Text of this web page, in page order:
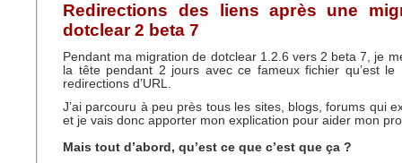
Redirections des liens après une
dotclear 2 beta 7
Pendant ma migration de dotclear 1.2.6 vers 2 beta 7, je
la tête pendant 2 jours avec ce fameux fichier qu’est le
redirections d’URL.
J’ai parcouru à peu près tous les sites, blogs, forums qui
et je vais donc apporter mon explication pour aider mon
Mais tout d’abord, qu’est ce que c’est que ça ?